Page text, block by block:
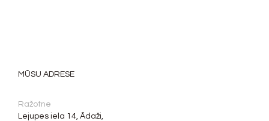
MŪSU ADRESE
Ražotne
Lejupes iela 14, Ādaži,